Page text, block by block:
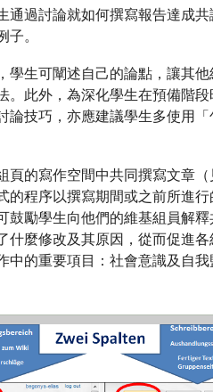
通過討論就如何撰寫報告達成
。
學生可闡述自己的論點，讓其
。此外，為深化學生在預備階
論技巧，亦應建議學生多使用
頁的寫作空間中共同撰寫文章（
的程序以撰寫期間或之前所進
鼓勵學生向他們的維基組員解
什麼修改及其原因，從而促進
中的重要項目：社會意識及自